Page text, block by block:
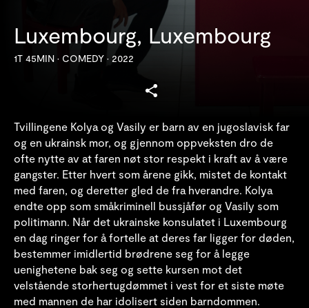
Luxembourg, Luxembourg
1T 45MIN • COMEDY • 2022
Tvillingene Kolya og Vasily er barn av en jugoslavisk far
og en ukrainsk mor, og gjennom oppveksten dro de
ofte nytte av at faren nøt stor respekt i kraft av å være
gangster. Etter hvert som årene gikk, mistet de kontakt
med faren, og deretter gled de fra hverandre. Kolya
endte opp som småkriminell bussjåfør og Vasily som
politimann. Når det ukrainske konsulatet i Luxembourg
en dag ringer for å fortelle at deres far ligger for døden,
bestemmer imidlertid brødrene seg for å legge
uenighetene bak seg og sette kursen mot det
velstående storhertugdømmet i vest for et siste møte
med mannen de har idolisert siden barndommen.